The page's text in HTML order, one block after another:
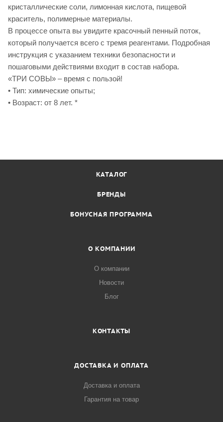
кристаллические соли, лимонная кислота, пищевой
краситель, полимерные материалы.
В процессе опыта вы увидите красочный пенный поток,
который получается всего с тремя реагентами. Подробная
инструкция с указанием техники безопасности и
пошаговыми действиями входит в состав набора.
«ТРИ СОВЫ» – время с пользой!
• Тип: химические опыты;
• Возраст: от 8 лет. *
КАТАЛОГ
БРЕНДЫ
БОНУСНАЯ ПРОГРАММА
О КОМПАНИИ
О компании
Новости
Блог
КОНТАКТЫ
ДОСТАВКА И ОПЛАТА
Доставка и оплата
Гарантия на товар